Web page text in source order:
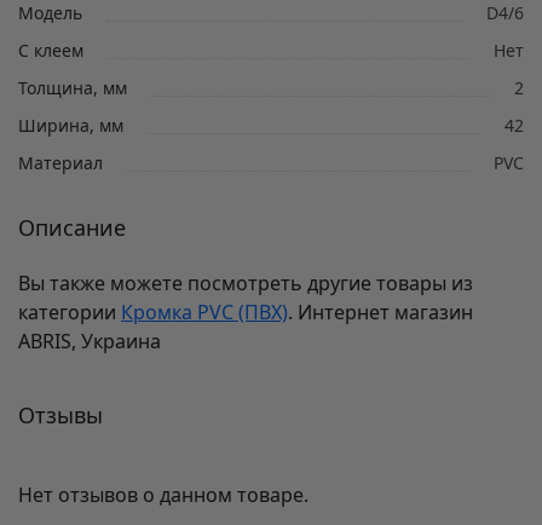
Модель
D4/6
С клеем
Нет
Толщина, мм
2
Ширина, мм
42
Материал
PVC
Описание
Вы также можете посмотреть другие товары из
категории Кромка PVC (ПВХ). Интернет магазин
ABRIS, Украина
Отзывы
Нет отзывов о данном товаре.